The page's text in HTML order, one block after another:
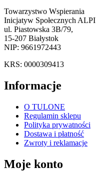
Towarzystwo Wspierania
Inicjatyw Społecznych ALPI
ul. Piastowska 3B/79,
15-207 Białystok
NIP: 9661972443
KRS: 0000309413
Informacje
O TULONE
Regulamin sklepu
Polityka prywatności
Dostawa i płatność
Zwroty i reklamacje
Moje konto